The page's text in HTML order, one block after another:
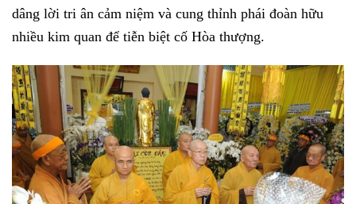
dâng lời tri ân cảm niệm và cung thỉnh phái đoàn hữu
nhiều kim quan để tiễn biệt cố Hòa thượng.